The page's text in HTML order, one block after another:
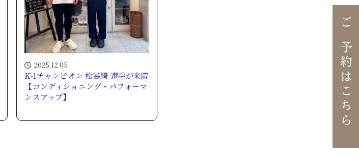
ご予約はこちら
2025.12.05
K-1チャンピオン 松谷綺 選手が来院
【コンディショニング・パフォーマ
ンスアップ】